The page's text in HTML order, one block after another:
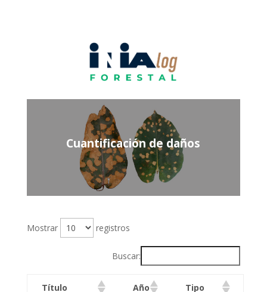
Cuantificación de daños
Mostrar registros
Buscar:
Título Año Tipo